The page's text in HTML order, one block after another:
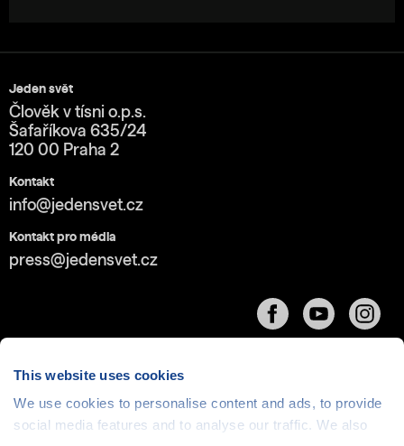
This website uses cookies
We use cookies to personalise content and ads, to provide
social media features and to analyse our traffic. We also
Jeden svět
Člověk v tísni o.p.s.
Šafaříkova 635/24
120 00 Praha 2
Kontakt
info@jedensvet.cz
Kontakt pro média
press@jedensvet.cz
Cookies| © 1999-2026 Člověk v tísni o.p.s., web běží